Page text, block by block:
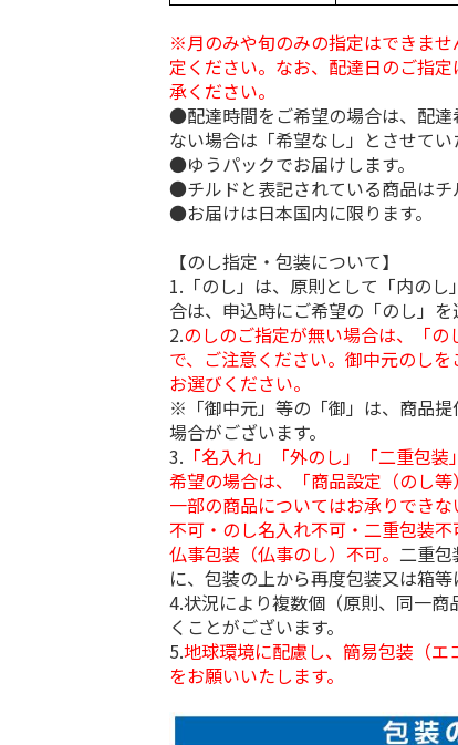
※月のみや旬のみの指定はできま
定ください。なお、配達日のご指
承ください。
●配達時間をご希望の場合は、配
ない場合は「希望なし」とさせてい
●ゆうパックでお届けします。
●チルドと表記されている商品はチ
●お届けは日本国内に限ります。
【のし指定・包装について】
1.「のし」は、原則として「内の
合は、申込時にご希望の「のし」を
2.のしのご指定が無い場合は、「
で、ご注意ください。御中元のし
お選びください。
※「御中元」等の「御」は、商品
場合がございます。
3. 「名入れ」「外のし」「二重包
希望の場合は、「商品設定（のし
一部の商品についてはお承りできな
不可・のし名入れ不可・二重包装
仏事包装（仏事のし）不可。 二重
に、包装の上から再度包装又は箱等
4.状況により複数個（原則、同一
くことがございます。
5.地球環境に配慮し、簡易包装（
をお願いいたします。